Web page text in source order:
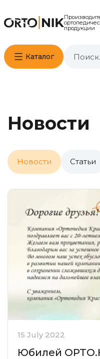
продукции
Каталог
Новости
Новости Статьи
15 July 2022
Юбилей